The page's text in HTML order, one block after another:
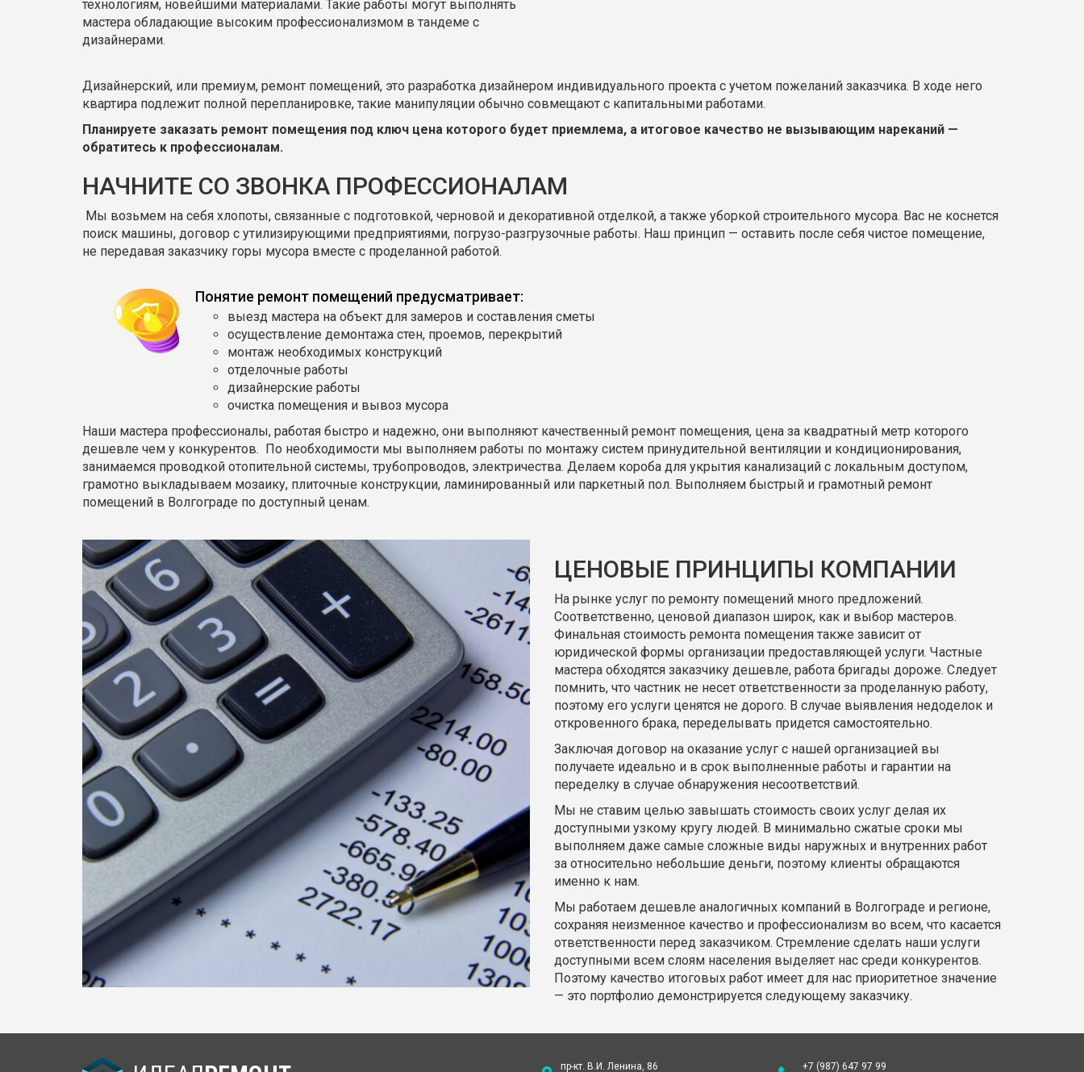
технологиям, новейшими материалами. Такие работы могут выполнять
мастера обладающие высоким профессионализмом в тандеме с
дизайнерами.
Дизайнерский, или премиум, ремонт помещений, это разработка дизайнером индивидуального проекта с учетом пожеланий заказчика. В ходе него
квартира подлежит полной перепланировке, такие манипуляции обычно совмещают с капитальными работами.
Планируете заказать ремонт помещения под ключ цена которого будет приемлема, а итоговое качество не вызывающим нареканий —
обратитесь к профессионалам.
НАЧНИТЕ СО ЗВОНКА ПРОФЕССИОНАЛАМ
­­­­­ Мы возьмем на себя хлопоты, связанные с подготовкой, черновой и декоративной отделкой, а также уборкой строительного мусора. Вас не коснется
поиск машины, договор с утилизирующими предприятиями, погрузо-разгрузочные работы. Наш принцип — оставить после себя чистое помещение,
не передавая заказчику горы мусора вместе с проделанной работой.
Понятие ремонт помещений предусматривает:
выезд мастера на объект для замеров и составления сметы
осуществление демонтажа стен, проемов, перекрытий
монтаж необходимых конструкций
отделочные работы
дизайнерские работы
очистка помещения и вывоз мусора
Наши мастера профессионалы, работая быстро и надежно, они выполняют качественный ремонт помещения, цена за квадратный метр которого
дешевле чем у конкурентов. По необходимости мы выполняем работы по монтажу систем принудительной вентиляции и кондиционирования,
занимаемся проводкой отопительной системы, трубопроводов, электричества. Делаем короба для укрытия канализаций с локальным доступом,
грамотно выкладываем мозаику, плиточные конструкции, ламинированный или паркетный пол. Выполняем быстрый и грамотный ремонт
помещений в Волгограде по доступный ценам.
ЦЕНОВЫЕ ПРИНЦИПЫ КОМПАНИИ
На рынке услуг по ремонту помещений много предложений.
Соответственно, ценовой диапазон широк, как и выбор мастеров.
Финальная стоимость ремонта помещения также зависит от
юридической формы организации предоставляющей услуги. Частные
мастера обходятся заказчику дешевле, работа бригады дороже. Следует
помнить, что частник не несет ответственности за проделанную работу,
поэтому его услуги ценятся не дорого. В случае выявления недоделок и
откровенного брака, переделывать придется самостоятельно.
Заключая договор на оказание услуг с нашей организацией вы
получаете идеально и в срок выполненные работы и гарантии на
переделку в случае обнаружения несоответствий.
Мы не ставим целью завышать стоимость своих услуг делая их
доступными узкому кругу людей. В минимально сжатые сроки мы
выполняем даже самые сложные виды наружных и внутренних работ
за относительно небольшие деньги, поэтому клиенты обращаются
именно к нам.
Мы работаем дешевле аналогичных компаний в Волгограде и регионе,
сохраняя неизменное качество и профессионализм во всем, что касается
ответственности перед заказчиком. Стремление сделать наши услуги
доступными всем слоям населения выделяет нас среди конкурентов.
Поэтому качество итоговых работ имеет для нас приоритетное значение
— это портфолио демонстрируется следующему заказчику.
пр-кт. В.И. Ленина, 86 +7 (987) 647 97 99